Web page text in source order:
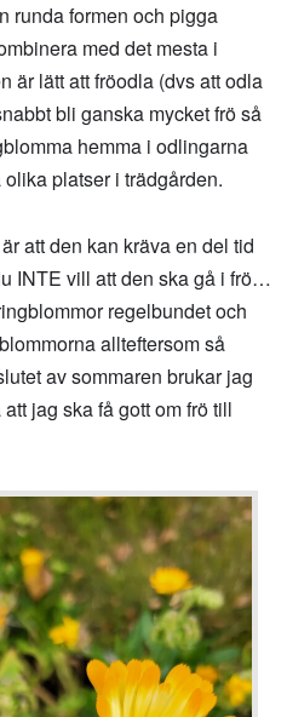
runda formen och pigga
med det mesta i
är lätt att fröodla (dvs att odla
bli ganska mycket frö så
hemma i odlingarna
platser i trädgården.
att den kan kräva en del tid
INTE vill att den ska gå i frö…
regelbundet och
allteftersom så
av sommaren brukar jag
jag ska få gott om frö till